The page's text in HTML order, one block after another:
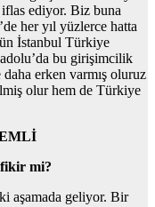
ediyor. Biz buna
her yıl yüzlerce hatta
İstanbul Türkiye
bu girişimcilik
erken varmış oluruz
olur hem de Türkiye
mi?
aşamada geliyor. Bir